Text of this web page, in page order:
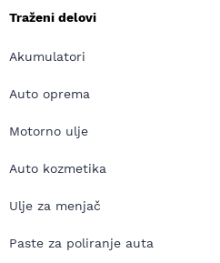
Traženi delovi
Akumulatori
Auto oprema
Motorno ulje
Auto kozmetika
Ulje za menjač
Paste za poliranje auta